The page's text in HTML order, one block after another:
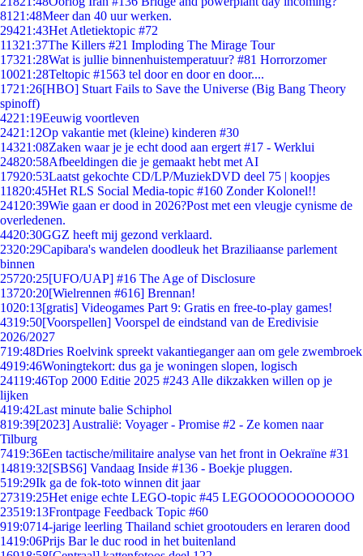
81 21:48Meer dan 40 uur werken.
29421:43Het Atletiektopic #72
11321:37The Killers #21 Imploding The Mirage Tour
17321:28Wat is jullie binnenhuistemperatuur? #81 Horrorzomer
10021:28Teltopic #1563 tel door en door en door....
1721:26[HBO] Stuart Fails to Save the Universe (Big Bang Theory
spinoff)
4221:19Eeuwig voortleven
2421:12Op vakantie met (kleine) kinderen #30
14321:08Zaken waar je je echt dood aan ergert #17 - Werklui
24820:58Afbeeldingen die je gemaakt hebt met AI
17920:53Laatst gekochte CD/LP/MuziekDVD deel 75 | koopjes
11820:45Het RLS Social Media-topic #160 Zonder Kolonel!!
241 20:39Wie gaan er dood in 2026?Post met een vleugje cynisme de
overledenen.
4420:30GGZ heeft mij gezond verklaard.
2320:29Capibara's wandelen doodleuk het Braziliaanse parlement
binnen
25720:25[UFO/UAP] #16 The Age of Disclosure
13720:20[Wielrennen #616] Brennan!
1020:13[gratis] Videogames Part 9: Gratis en free-to-play games!
4319:50[Voorspellen] Voorspel de eindstand van de Eredivisie
2026/2027
719:48Dries Roelvink spreekt vakantieganger aan om gele zwembroek
4919:46Woningtekort: dus ga je woningen slopen, logisch
24119:46Top 2000 Editie 2025 #243 Alle dikzakken willen op je
lijken
419:42Last minute balie Schiphol
819:39[2023] Australië: Voyager - Promise #2 - Ze komen naar
Tilburg
7419:36Een tactische/militaire analyse van het front in Oekraïne #31
14819:32[SBS6] Vandaag Inside #136 - Boekje pluggen.
519:29Ik ga de fok-toto winnen dit jaar
27319:25Het enige echte LEGO-topic #45 LEGOOOOOOOOOOO
23519:13Frontpage Feedback Topic #60
919:0714-jarige leerling Thailand schiet grootouders en leraren dood
1419:06Prijs Bar le duc rood in het buitenland